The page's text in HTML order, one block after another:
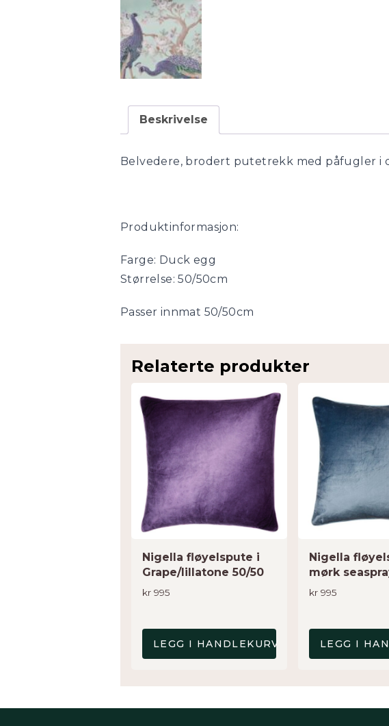
Beskrivelse
Belvedere, brodert putetrekk med påfugler i
Produktinformasjon:
Farge: Duck egg
Størrelse: 50/50cm
Passer innmat 50/50cm
Relaterte produkter
Nigella fløyelspute i
Grape/lillatone 50/50
kr 995
LEGG I HANDLEKURV
Nigella
mørk
kr 995
LEGG I